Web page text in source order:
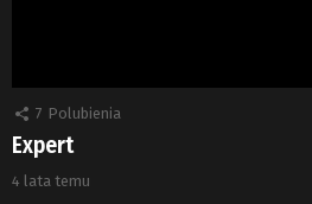
7 Polubienia
Expert
4 lata temu